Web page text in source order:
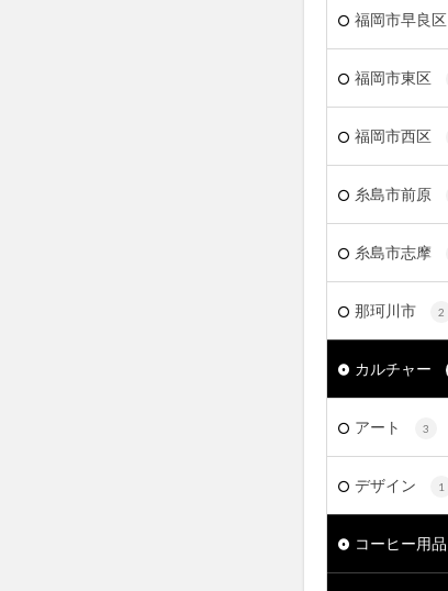
福岡市早良区
福岡市東区
福岡市西区
糸島市前原
糸島市志摩
那珂川市 2
カルチャー
アート 3
デザイン 1
コーヒー用品